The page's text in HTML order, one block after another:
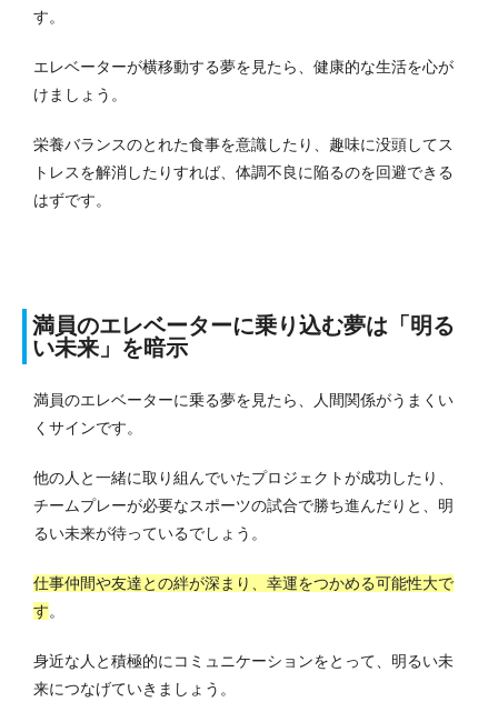
す。
エレベーターが横移動する夢を見たら、健康的な生活を心が
けましょう。
栄養バランスのとれた食事を意識したり、趣味に没頭してス
トレスを解消したりすれば、体調不良に陥るのを回避できる
はずです。
満員のエレベーターに乗り込む夢は「明る
い未来」を暗示
満員のエレベーターに乗る夢を見たら、人間関係がうまくい
くサインです。
他の人と一緒に取り組んでいたプロジェクトが成功したり、
チームプレーが必要なスポーツの試合で勝ち進んだりと、明
るい未来が待っているでしょう。
仕事仲間や友達との絆が深まり、幸運をつかめる可能性大で
す。
身近な人と積極的にコミュニケーションをとって、明るい未
来につなげていきましょう。